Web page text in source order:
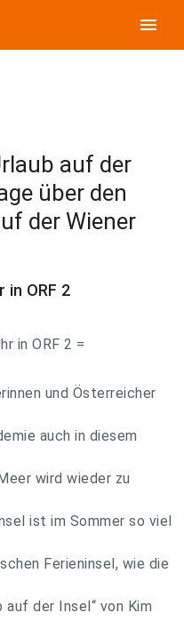
menu
auf der
über den
der Wiener
in ORF 2
in ORF 2 =
und Österreicher
auch in diesem
wird wieder zu
ist im Sommer so viel
Ferieninsel, wie die
auf der Insel“ von Kim